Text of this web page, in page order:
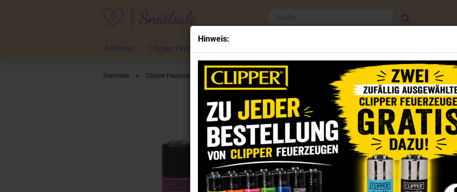
Hinweis:
Ashtrays Clipper Feuerzeuge
Startseite » Clipper Feuerzeuge Clipper Feuerzeuge 2024 Clipper Feuerzeuge Set Foody Animals
(Art.Nr.:
Set